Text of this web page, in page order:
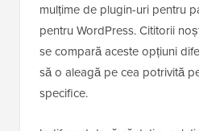
mulțime de plugin-uri pentru
pentru WordPress. Cititorii
se compară aceste opțiuni
să o aleagă pe cea potrivită
specifice.